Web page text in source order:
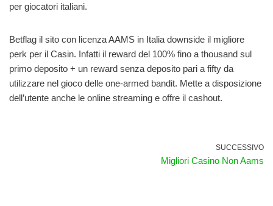
per giocatori italiani.
Betflag il sito con licenza AAMS in Italia downside il migliore
perk per il Casin. Infatti il reward del 100% fino a thousand sul
primo deposito + un reward senza deposito pari a fifty da
utilizzare nel gioco delle one-armed bandit. Mette a disposizione
dell’utente anche le online streaming e offre il cashout.
SUCCESSIVO
Migliori Casino Non Aams